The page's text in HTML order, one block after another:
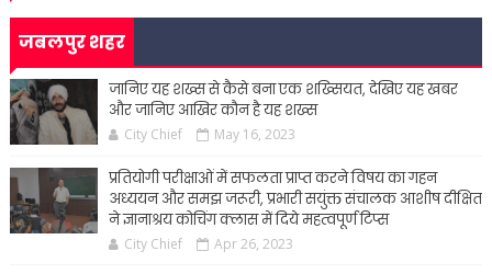
जबलपुर शहर
जानिए यह शख्स से कैसे बना एक शख्सियत, देखिए यह खबर
और जानिए आखिर कौन है यह शख्स
City Chief May 16, 2023
प्रतियोगी परीक्षाओं में सफलता प्राप्त करने विषय का गहन
अध्ययन और समझ जरूरी, प्रभारी सयुंक्त संचालक आशीष दीक्षित
ने ज्ञानाश्रय कोचिंग क्लास में दिये महत्वपूर्ण टिप्स
City Chief Apr 26, 2023